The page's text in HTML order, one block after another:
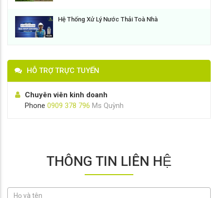
Hệ Thống Xử Lý Nước Thải Toà Nhà
HỖ TRỢ TRỰC TUYẾN
Chuyên viên kinh doanh
Phone 0909 378 796 Ms Quỳnh
THÔNG TIN LIÊN HỆ